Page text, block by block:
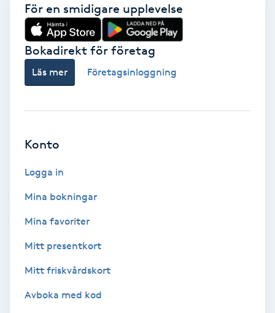
Nagelförlängning akryl
Nagelförlängning gelé
Nagelförlängning glasfiber
Nagelförlängning silke
Nagelförstärkning
Nagelklippning
Nagelsvamp
Nageltrång
För en smidigare upplevelse
Bokadirekt för företag
Läs mer Företagsinloggning
Konto
Logga in
Mina bokningar
Mina favoriter
Mitt presentkort
Mitt friskvårdskort
Avboka med kod